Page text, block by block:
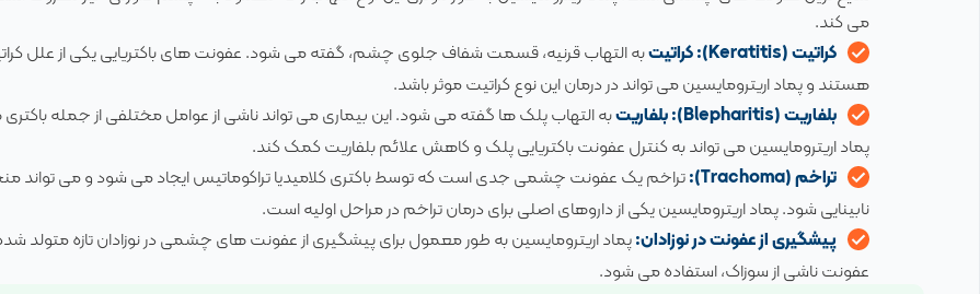
می کند.
کراتیت (Keratitis):
کراتیتبه التهاب قرنیه، قسمت شفاف جلوی چشم، گفته می شود. عفونت های باکتریایی یکی از علل
هستند و پماد اریترومایسین می تواند در درمان این نوع کراتیت موثر باشد.
بلفاریت (Blepharitis):
بلفاریتبه التهاب پلک ها گفته می شود. این بیماری می تواند ناشی از عوامل مختلفی از جمله
پماد اریترومایسین می تواند به کنترل عفونت باکتریایی پلک و کاهش علائم بلفاریت کمک کند.
تراخم (Trachoma):
تراخم یک عفونت چشمی جدی است که توسط باکتری کلامیدیا تراکوماتیس ایجاد می شود و می تواند
نابینایی شود. پماد اریترومایسین یکی از داروهای اصلی برای درمان تراخم در مراحل اولیه است.
پیشگیری از عفونت در نوزادان:پماد اریترومایسین به طور معمول برای پیشگیری از عفونت های چشمی در نوزادان تازه متولد
عفونت ناشی از سوزاک، استفاده می شود.